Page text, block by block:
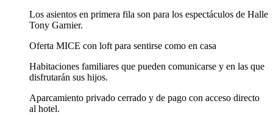
Los asientos en primera fila son para los espectáculos de Halle
Tony Garnier.
Oferta MICE con loft para sentirse como en casa
Habitaciones familiares que pueden comunicarse y en las que
disfrutarán sus hijos.
Aparcamiento privado cerrado y de pago con acceso directo
al hotel.